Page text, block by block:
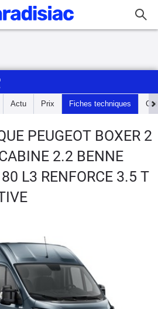
Actu Prix Fiches techniques
PEUGEOT BOXER 2
2.2 BENNE
L3 RENFORCE 3.5 T